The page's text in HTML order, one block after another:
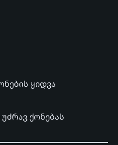
ყიდვა
ქონებას